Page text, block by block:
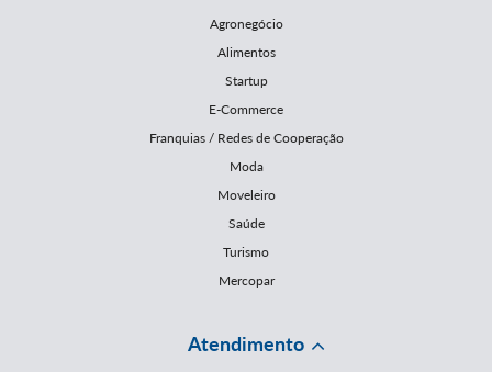
Agronegócio
Alimentos
Startup
E-Commerce
Franquias / Redes de Cooperação
Moda
Moveleiro
Saúde
Turismo
Mercopar
Atendimento